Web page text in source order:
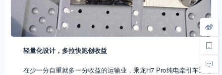
轻量化设计，多拉快跑创收益
在少一分自重就多一分收益的运输业，乘龙H7 Pro纯电牵引车通过